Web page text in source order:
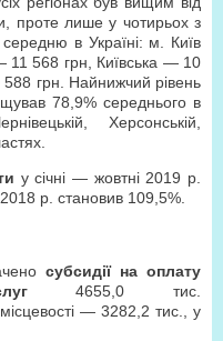
проте лише у чотирьох з
в Україні: м. Київ
568 грн, Київська — 10
грн. Найнижчий рівень
78,9% середнього в
Херсонській,
у січні — жовтні 2019 р.
р. становив 109,5%.
субсидії на оплату
4655,0 тис.
— 3282,2 тис., у